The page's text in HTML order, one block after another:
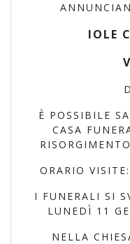
IOLE
È POSSIBILE
CASA
ORARIO
I FUNERALI SI
LUNEDÌ 11
NELLA